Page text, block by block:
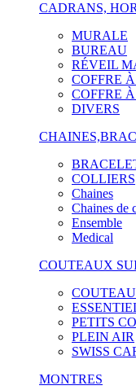
CADRANS,
MURALE
BUREAU
RÉVEIL
COFFRE
COFFRE
DIVERS
COLLIERS
Chaines
Chaines de
Ensemble
Medical
COUTEAUX
PETITS
PLEIN AIR
SWISS
MONTRES